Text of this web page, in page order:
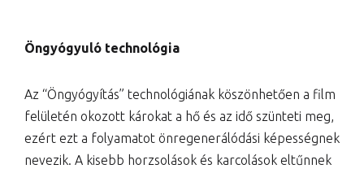
Öngyógyuló technológia
Az “Öngyógyítás” technológiának köszönhetően a film
felületén okozott károkat a hő és az idő szünteti meg,
ezért ezt a folyamatot önregenerálódási képességnek
nevezik. A kisebb horzsolások és karcolások eltűnnek